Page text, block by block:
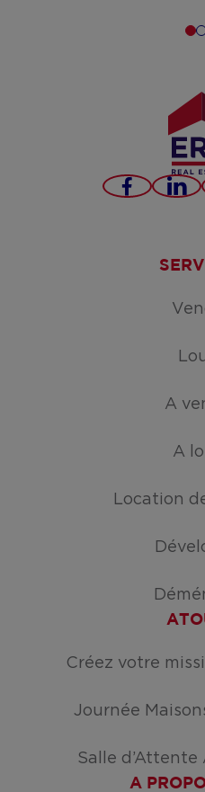
A
A
Location
Créez votre
Journée
Salle d’Attente
A